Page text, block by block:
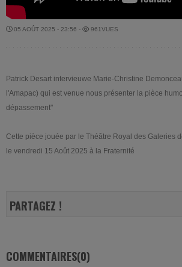
05 AOÛT 2025 - 23:56 - 961VUES
Patrick Desart intervieuwe Marie-Christine
l'Amapac) qui est venue nous présenter la pièce
dépassement"
Cette pièce jouée par le Théâtre Royal des Galeries
le vendredi 15 Août 2025 à la Fraternité
PARTAGEZ !
COMMENTAIRES(0)